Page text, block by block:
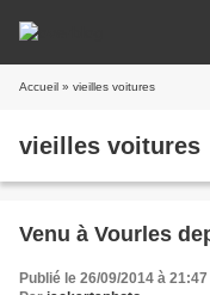
Accueil » vieilles voitures
vieilles voitures
Venu à Vourles
Publié le 26/09/2014 à 21:47